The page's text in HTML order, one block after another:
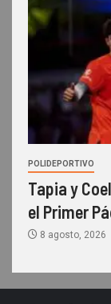
POLIDEPORTIVO
Tapia y
el Primer
8 agosto, 2026